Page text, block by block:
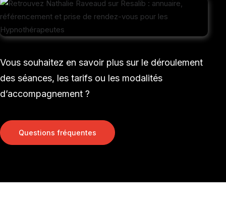
Vous souhaitez en savoir plus sur le déroulement
des séances, les tarifs ou les modalités
d’accompagnement ?
Questions fréquentes